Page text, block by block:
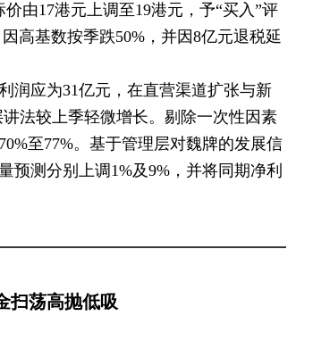
由17港元上调至19港元，予“买入”评
高基数按季跌50%，并因8亿元退税延
润应为31亿元，在直营渠道扩张与新
法较上季轻微增长。剔除一次性因素
至77%。基于管理层对魏牌的发展信
预测分别上调1%及9%，并将同期净利
扫荡高抛低吸